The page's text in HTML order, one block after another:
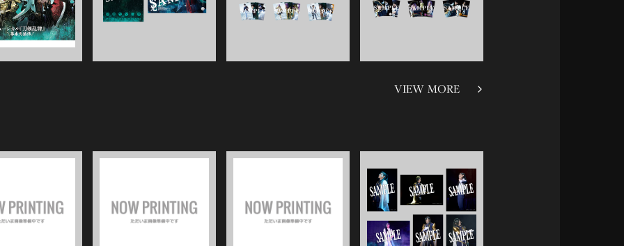
VIEW MORE